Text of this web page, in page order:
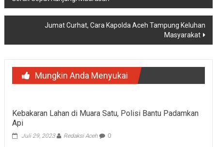
pos
Jumat Curhat, Cara Kapolda Aceh Tampung Keluhan
Masyarakat
Mungkin Anda Menyukai
Kebakaran Lahan di Muara Satu, Polisi Bantu Padamkan
Api
Juli 29, 2023 Redaksi Aceh 0